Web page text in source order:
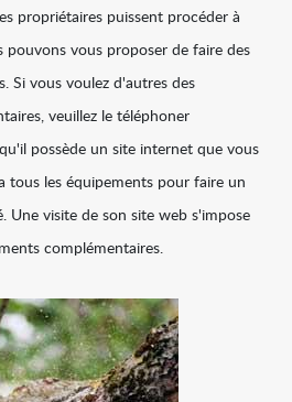
propriétaires puissent procéder à
pouvons vous proposer de faire des
Si vous voulez d'autres des
veuillez le téléphoner
possède un site internet que vous
tous les équipements pour faire un
Une visite de son site web s'impose
complémentaires.